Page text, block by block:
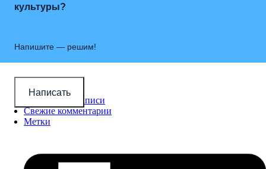
культуры?
Напишите — решим!
Написать
Новые записи
Популярные записи
Свежие комментарии
Метки